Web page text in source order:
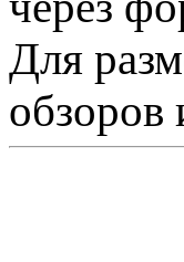
Для
обзоров